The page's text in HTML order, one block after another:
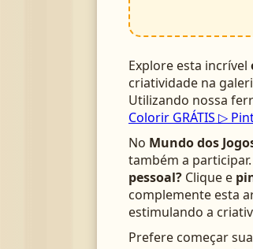
Explore esta incrível
criatividade na
Utilizando nossa
Colorir GRÁTIS ▷
No Mundo dos
também a participar.
pessoal? Clique e
complemente esta
estimulando a
Prefere começar